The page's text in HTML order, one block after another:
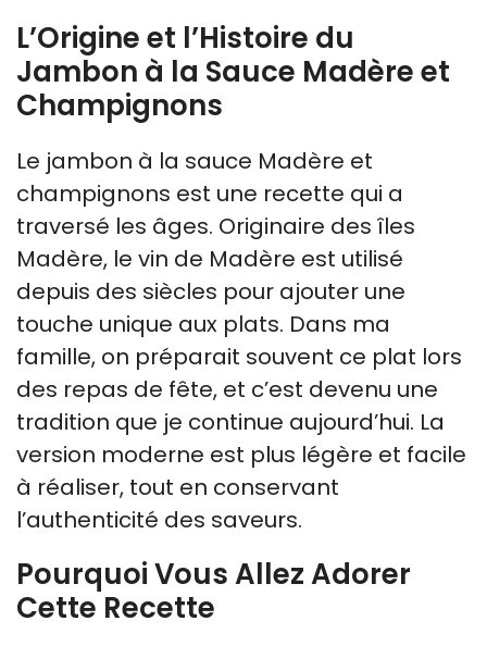
L’Origine et l’Histoire du
Jambon à la Sauce Madère et
Champignons
Le jambon à la sauce Madère et
champignons est une recette qui a
traversé les âges. Originaire des îles
Madère, le vin de Madère est utilisé
depuis des siècles pour ajouter une
touche unique aux plats. Dans ma
famille, on préparait souvent ce plat lors
des repas de fête, et c’est devenu une
tradition que je continue aujourd’hui. La
version moderne est plus légère et facile
à réaliser, tout en conservant
l’authenticité des saveurs.
Pourquoi Vous Allez Adorer
Cette Recette